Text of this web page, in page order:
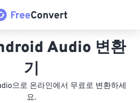
Audio 변환
기
으로 온라인에서 무료로 변환하세
요.